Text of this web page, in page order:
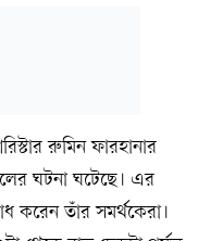
রুমিন ফারহানার
ঘটনা ঘটেছে। এর
করেন তাঁর সমর্থকেরা।